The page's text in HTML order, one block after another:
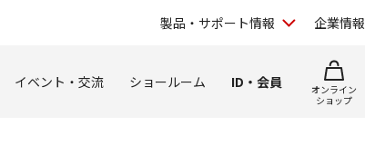
製品・サポート情報 企業情報
イベント・交流 ショールーム ID・会員
オンライン
ショップ